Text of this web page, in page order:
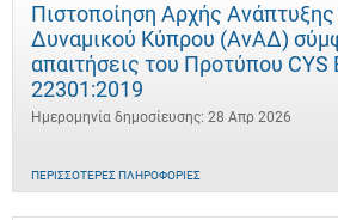
Πιστοποίηση Αρχής
Δυναμικού Κύπρου (ΑνΑΔ)
απαιτήσεις του Προτύπου CYS
22301:2019
Ημερομηνία δημοσίευσης: 28 Απρ 2026
ΠΕΡΙΣΣΌΤΕΡΕΣ ΠΛΗΡΟΦΟΡΊΕΣ